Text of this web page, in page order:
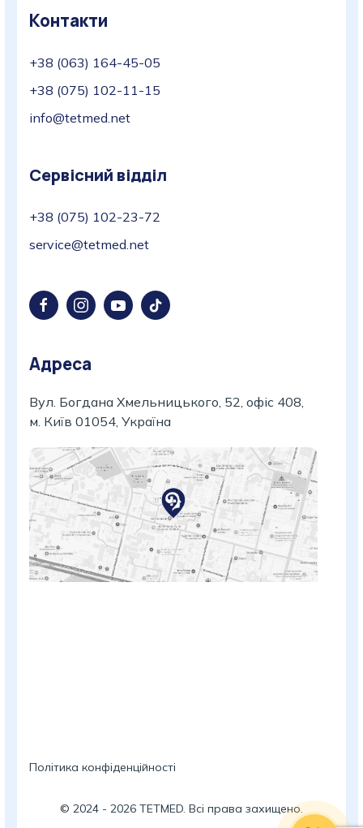
Контакти
+38 (063) 164-45-05
+38 (075) 102-11-15
info@tetmed.net
Сервісний відділ
+38 (075) 102-23-72
service@tetmed.net
Адреса
Вул. Богдана Хмельницького, 52, офіс 408,
м. Київ 01054, Україна
Політика конфіденційності
© 2024 - 2026 TETMED. Всі права захищено.